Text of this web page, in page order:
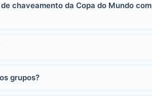
chaveamento da Copa do Mundo com
grupos?